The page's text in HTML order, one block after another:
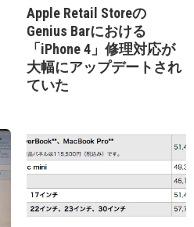
Apple Retail Storeの
Genius Barにおける
「iPhone 4」修理対応が
大幅にアップデートされ
ていた